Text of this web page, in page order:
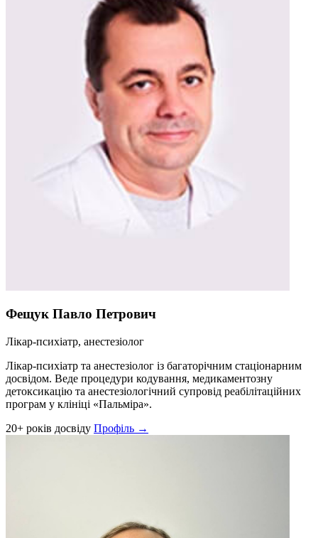
Фещук Павло Петрович
Лікар-психіатр, анестезіолог
Лікар-психіатр та анестезіолог із багаторічним стаціонарним
досвідом. Веде процедури кодування, медикаментозну
детоксикацію та анестезіологічний супровід реабілітаційних
програм у клініці «Пальміра».
20+ років досвіду Профіль →